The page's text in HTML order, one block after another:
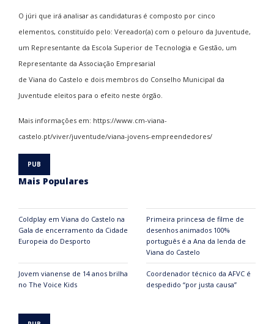
O júri que irá analisar as candidaturas é composto por cinco
elementos, constituído pelo: Vereador(a) com o pelouro da Juventude,
um Representante da Escola Superior de Tecnologia e Gestão, um
Representante da Associação Empresarial
de Viana do Castelo e dois membros do Conselho Municipal da
Juventude eleitos para o efeito neste órgão.
Mais informações em: https://www.cm-viana-
castelo.pt/viver/juventude/viana-jovens-empreendedores/
Mais Populares
Coldplay em Viana do Castelo na
Gala de encerramento da Cidade
Europeia do Desporto
Primeira princesa de filme de
desenhos animados 100%
português é a Ana da lenda de
Viana do Castelo
Jovem vianense de 14 anos brilha
no The Voice Kids
Coordenador técnico da AFVC é
despedido “por justa causa”